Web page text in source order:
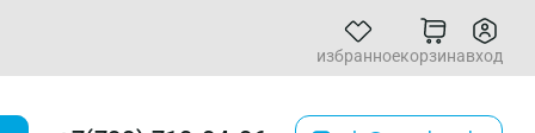
избранноекорзинавход